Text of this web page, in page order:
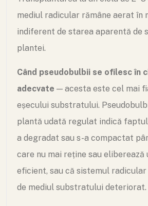
mediul radicular rămâne aerat în
indiferent de starea aparentă de
plantei.
Când pseudobulbii se ofilesc în
adecvate — acesta este cel mai
eșecului substratului.
plantă udată regulat indică
a degradat sau s-a compactat
care nu mai reține sau eliberează
eficient, sau că sistemul
de mediul substratului deteriorat.